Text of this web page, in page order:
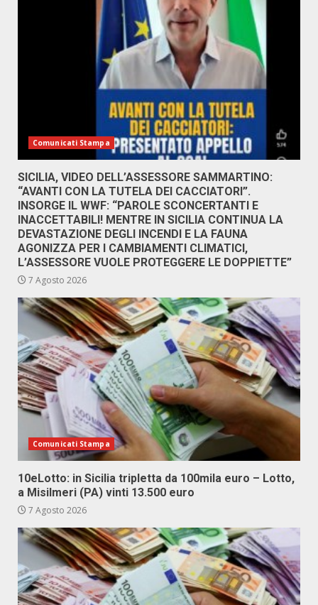
Comunicati Stampa
SICILIA, VIDEO DELL’ASSESSORE SAMMARTINO:
“AVANTI CON LA TUTELA DEI CACCIATORI”.
INSORGE IL WWF: “PAROLE SCONCERTANTI E
INACCETTABILI! MENTRE IN SICILIA CONTINUA LA
DEVASTAZIONE DEGLI INCENDI E LA FAUNA
AGONIZZA PER I CAMBIAMENTI CLIMATICI,
L’ASSESSORE VUOLE PROTEGGERE LE DOPPIETTE”
7 Agosto 2026
Comunicati Stampa
10eLotto: in Sicilia tripletta da 100mila euro – Lotto,
a Misilmeri (PA) vinti 13.500 euro
7 Agosto 2026